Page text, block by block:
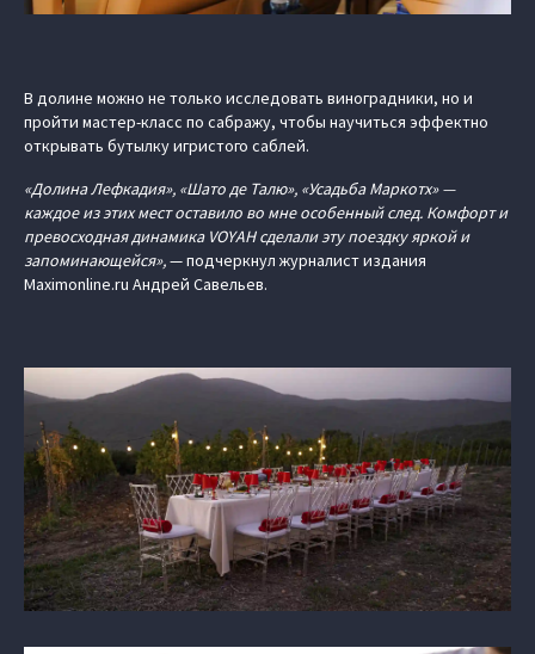
В долине можно не только исследовать виноградники, но и
пройти мастер-класс по сабражу, чтобы научиться эффектно
открывать бутылку игристого саблей.
«Долина Лефкадия», «Шато де Талю», «Усадьба Маркотх» —
каждое из этих мест оставило во мне особенный след. Комфорт и
превосходная динамика VOYAH сделали эту поездку яркой и
запоминающейся»,— подчеркнул журналист издания
Maximonline.ru Андрей Савельев.